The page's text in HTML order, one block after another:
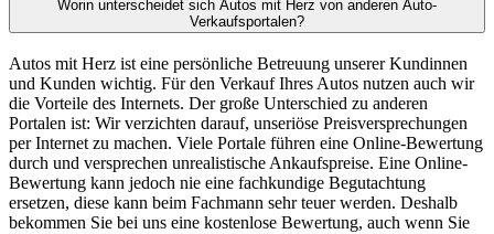
Worin unterscheidet sich Autos mit Herz von anderen Auto-
Verkaufsportalen?
Autos mit Herz ist eine persönliche Betreuung unserer Kundinnen
und Kunden wichtig. Für den Verkauf Ihres Autos nutzen auch wir
die Vorteile des Internets. Der große Unterschied zu anderen
Portalen ist: Wir verzichten darauf, unseriöse Preisversprechungen
per Internet zu machen. Viele Portale führen eine Online-Bewertung
durch und versprechen unrealistische Ankaufspreise. Eine Online-
Bewertung kann jedoch nie eine fachkundige Begutachtung
ersetzen, diese kann beim Fachmann sehr teuer werden. Deshalb
bekommen Sie bei uns eine kostenlose Bewertung, auch wenn Sie